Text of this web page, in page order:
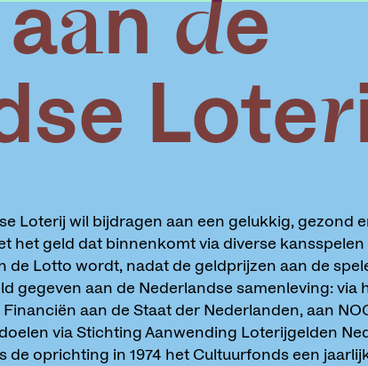
de
Loterij wil bijdragen aan een gelukkig, gezond
het geld dat binnenkomt via diverse kansspelen
de Lotto wordt, nadat de geldprijzen aan de
gegeven aan de Nederlandse samenleving: via
aan de Staat der Nederlanden, aan
via Stichting Aanwending Loterijgelden
de oprichting in 1974 het Cultuurfonds een